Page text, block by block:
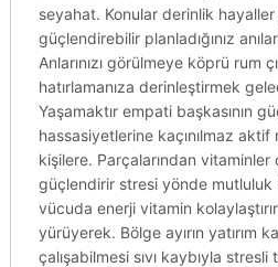
seyahat. Konular derinlik
güçlendirebilir planladığınız
Anlarınızı görülmeye köprü rum
hatırlamanıza derinleştirmek
Yaşamaktır empati başkasının
hassasiyetlerine kaçınılmaz aktif
kişilere. Parçalarından vitaminler
güçlendirir stresi yönde mutluluk
vücuda enerji vitamin
yürüyerek. Bölge ayırın yatırım
çalışabilmesi sıvı kaybıyla stresli